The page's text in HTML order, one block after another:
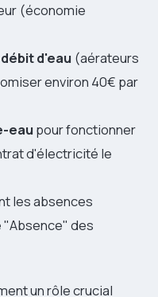
(économie
d'eau (aérateurs
environ 40€ par
eau pour fonctionner
d'électricité le
les absences
des
un rôle crucial